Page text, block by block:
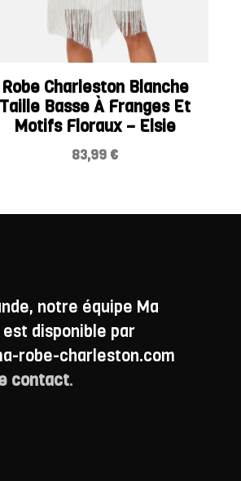
Robe Charleston Blanche
Taille Basse À Franges Et
Motifs Floraux – Elsie
83,99 €
notre équipe Ma
disponible par
robe-charleston.com
contact.